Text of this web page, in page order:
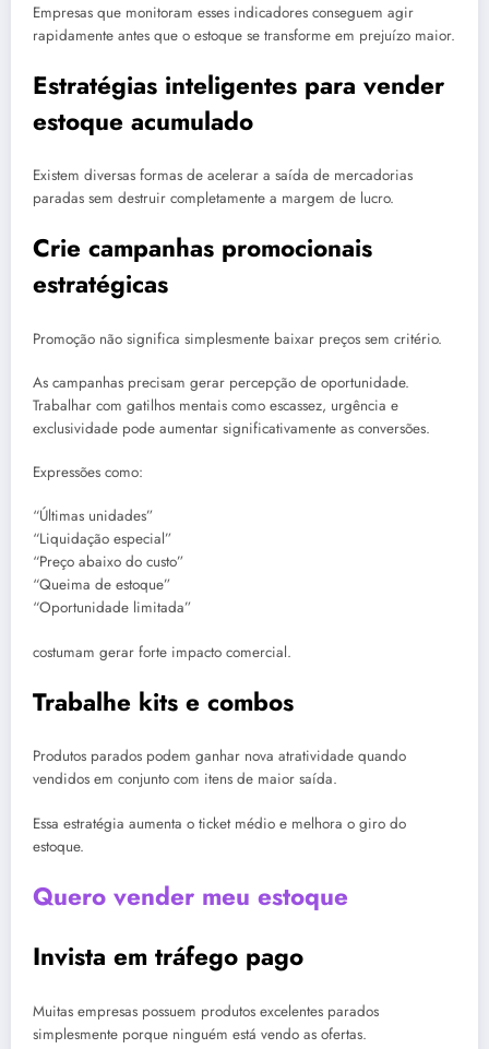
Empresas que monitoram esses indicadores conseguem agir
rapidamente antes que o estoque se transforme em prejuízo maior.
Estratégias inteligentes para vender
estoque acumulado
Existem diversas formas de acelerar a saída de mercadorias
paradas sem destruir completamente a margem de lucro.
Crie campanhas promocionais
estratégicas
Promoção não significa simplesmente baixar preços sem critério.
As campanhas precisam gerar percepção de oportunidade.
Trabalhar com gatilhos mentais como escassez, urgência e
exclusividade pode aumentar significativamente as conversões.
Expressões como:
“Últimas unidades”
“Liquidação especial”
“Preço abaixo do custo”
“Queima de estoque”
“Oportunidade limitada”
costumam gerar forte impacto comercial.
Trabalhe kits e combos
Produtos parados podem ganhar nova atratividade quando
vendidos em conjunto com itens de maior saída.
Essa estratégia aumenta o ticket médio e melhora o giro do
estoque.
Quero vender meu estoque
Invista em tráfego pago
Muitas empresas possuem produtos excelentes parados
simplesmente porque ninguém está vendo as ofertas.